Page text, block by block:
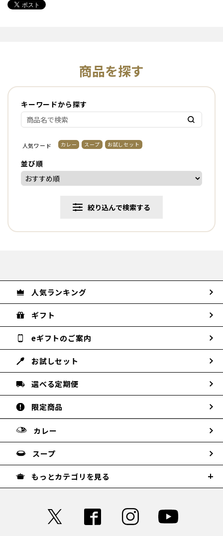
商品を探す
キーワードから探す
並び順
人気ワード カレー スープ お試しセット
絞り込んで検索する
人気ランキング
ギフト
eギフトのご案内
お試しセット
選べる定期便
限定商品
カレー
スープ
もっとカテゴリを見る